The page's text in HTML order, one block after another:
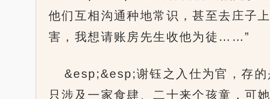
他们互相沟通种地常识，甚至去庄子
害，我想请账房先生收他为徒……”
&esp;&esp;谢钰之入仕为官，存的
只涉及一家食肆、二十来个孩童，可